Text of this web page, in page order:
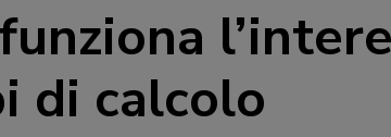
di calcolo